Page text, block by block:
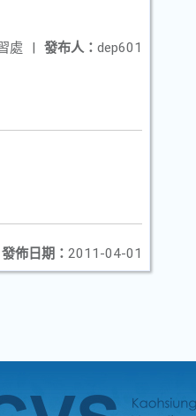
發布人： dep601
處 |
發佈日期： 2011-04-01